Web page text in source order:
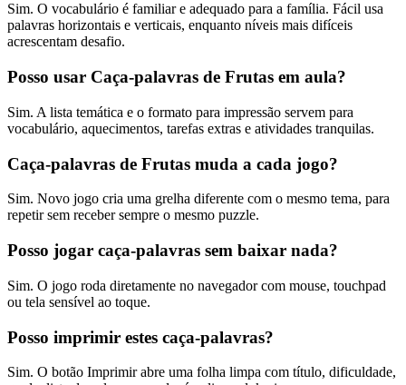
Sim. O vocabulário é familiar e adequado para a família. Fácil usa
palavras horizontais e verticais, enquanto níveis mais difíceis
acrescentam desafio.
Posso usar Caça-palavras de Frutas em aula?
Sim. A lista temática e o formato para impressão servem para
vocabulário, aquecimentos, tarefas extras e atividades tranquilas.
Caça-palavras de Frutas muda a cada jogo?
Sim. Novo jogo cria uma grelha diferente com o mesmo tema, para
repetir sem receber sempre o mesmo puzzle.
Posso jogar caça-palavras sem baixar nada?
Sim. O jogo roda diretamente no navegador com mouse, touchpad
ou tela sensível ao toque.
Posso imprimir estes caça-palavras?
Sim. O botão Imprimir abre uma folha limpa com título, dificuldade,